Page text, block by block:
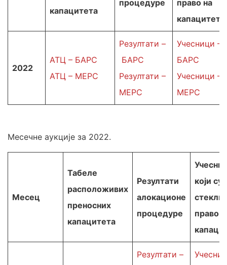
капацитета
процедуре
право на
капацитет
2022
АТЦ – БАРС
АТЦ – МЕРС
Резултати –
БАРС
Резултати –
МЕРС
Учесници –
БАРС
Учесници –
МЕРС
Месечне аукције за 2022.
Месец
Табеле
расположивих
преносних
капацитета
Резултати
алокационе
процедуре
који су
стекли
право
Резултати –